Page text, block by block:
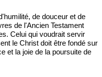
de douceur et de
de l'Ancien Testament
Celui qui voudrait servir
le Christ doit être fondé sur
et la joie de la poursuite de